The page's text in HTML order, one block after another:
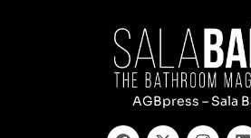
AGBpress – Sala